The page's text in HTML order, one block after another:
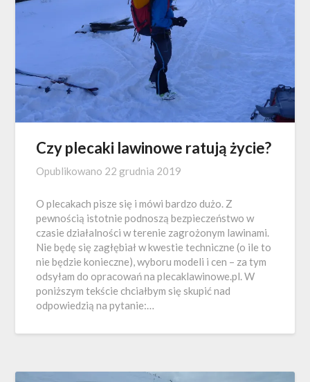
Czy plecaki lawinowe ratują życie?
Opublikowano 22 grudnia 2019
O plecakach pisze się i mówi bardzo dużo. Z
pewnością istotnie podnoszą bezpieczeństwo w
czasie działalności w terenie zagrożonym lawinami.
Nie będę się zagłębiał w kwestie techniczne (o ile to
nie będzie konieczne), wyboru modeli i cen – za tym
odsyłam do opracowań na plecaklawinowe.pl. W
poniższym tekście chciałbym się skupić nad
odpowiedzią na pytanie:…